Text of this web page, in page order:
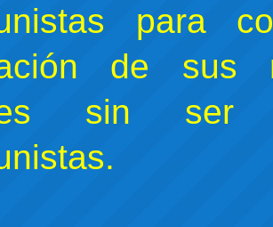
para
de sus
sin ser